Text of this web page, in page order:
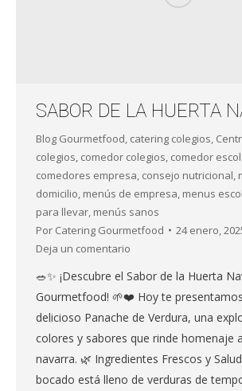
SABOR DE LA HUERTA
Blog Gourmetfood catering colegios
colegios comedor colegios comedor
comedores empresa consejo nutricional
domicilio menús de empresa menus
para llevar menús sanos
Por Catering Gourmetfood
24 enero,
Deja un comentario
🥗✨ ¡Descubre el Sabor de la Huerta
Gourmetfood! 🌱❤️ Hoy te
delicioso Panache de Verdura, una
colores y sabores que rinde homenaje
navarra. 🌿 Ingredientes Frescos y
bocado está lleno de verduras de